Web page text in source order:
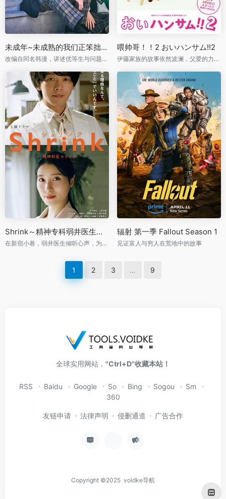
未成年~未成熟的我们正笨拙前行中~ 未成年～未熟な俺たちは不器用に進行中～
改编自同名韩漫，讲述优等生与问题儿童之间复杂的关系与成长故事
喂帅哥！！2 おいハンサム!!2
伊藤家族的故事依然波澜，父爱的力量在春天再次展现
Shrink～精神专科弱井医生～ Shrink―精神科医ヨワイ―
在新宿小巷，弱井医生倾听心声，为精神病患者带来希望
辐射 第一季 Fallout Season 1
见证富人与穷人在荒地中的故事
1 2 3 … 9
全球实用网站， "Ctrl+D"收藏本站！
RSS Baidu Google So Bing Sogou
Sm
360
友链申请 法律声明 侵删通道 广告合作
Copyright ©2025 voidke导航